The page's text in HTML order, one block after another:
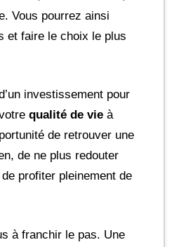
Vous pourrez ainsi
et faire le choix le plus
investissement pour
qualité de vie à
de retrouver une
de ne plus redouter
profiter pleinement de
à franchir le pas. Une